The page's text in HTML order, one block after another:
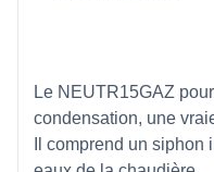
Le NEUTR15GAZ
condensation, une
Il comprend un